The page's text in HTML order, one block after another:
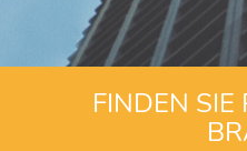
FINDEN SIE